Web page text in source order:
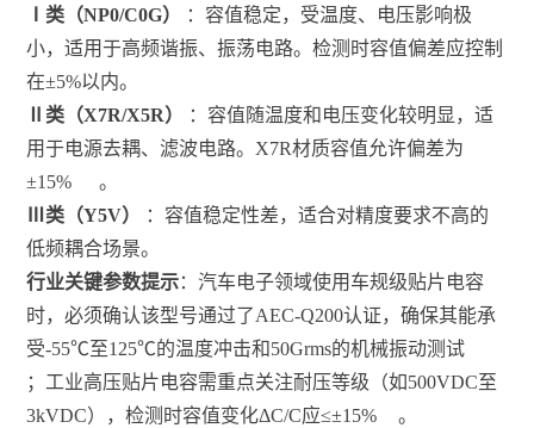
Ⅰ类（NP0/C0G）
：容值稳定，受温度、电压影响极
小，适用于高频谐振、振荡电路。检测时容值偏差应控制
在±5%以内。
Ⅱ类（X7R/X5R）
：容值随温度和电压变化较明显，适
用于电源去耦、滤波电路。X7R材质容值允许偏差为
±15%
。
Ⅲ类（Y5V）
：容值稳定性差，适合对精度要求不高的
低频耦合场景。
行业关键参数提示：汽车电子领域使用车规级贴片电容
时，必须确认该型号通过了AEC-Q200认证，确保其能承
受-55℃至125℃的温度冲击和50Grms的机械振动测试
；工业高压贴片电容需重点关注耐压等级（如500VDC至
3kVDC），检测时容值变化ΔC/C应≤±15%
。